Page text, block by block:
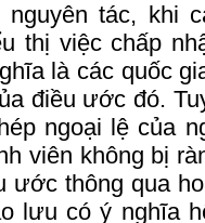
tác, khi
thị việc chấp
là các quốc
điều ước đó.
ngoại lệ của
viên không bị
ước thông qua
lưu có ý nghĩa